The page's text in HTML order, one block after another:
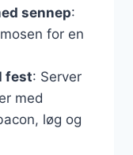
sennep:
for en
fest: Server
med
løg og